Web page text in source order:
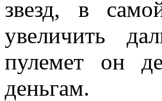
звезд, в
увеличить
пулемет он
деньгам.